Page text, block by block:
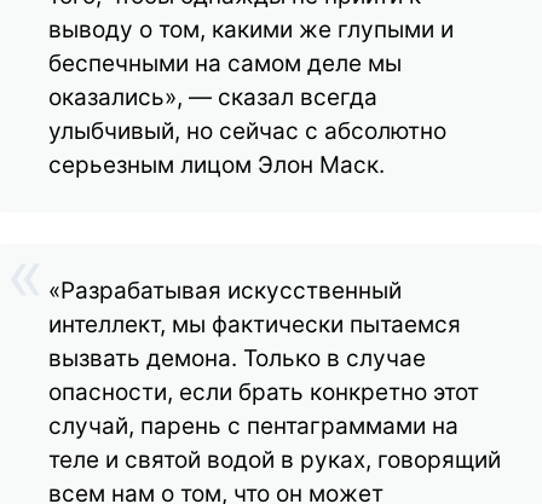
выводу о том, какими же глупыми и
беспечными на самом деле мы
оказались», — сказал всегда
улыбчивый, но сейчас с абсолютно
серьезным лицом Элон Маск.
«Разрабатывая искусственный
интеллект, мы фактически пытаемся
вызвать демона. Только в случае
опасности, если брать конкретно этот
случай, парень с пентаграммами на
теле и святой водой в руках, говорящий
всем нам о том, что он может